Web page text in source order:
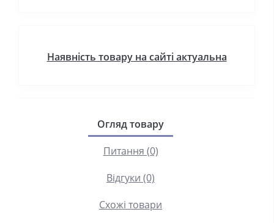
Наявність товару на сайті актуальна
Огляд товару
Питання (0)
Відгуки (0)
Схожі товари